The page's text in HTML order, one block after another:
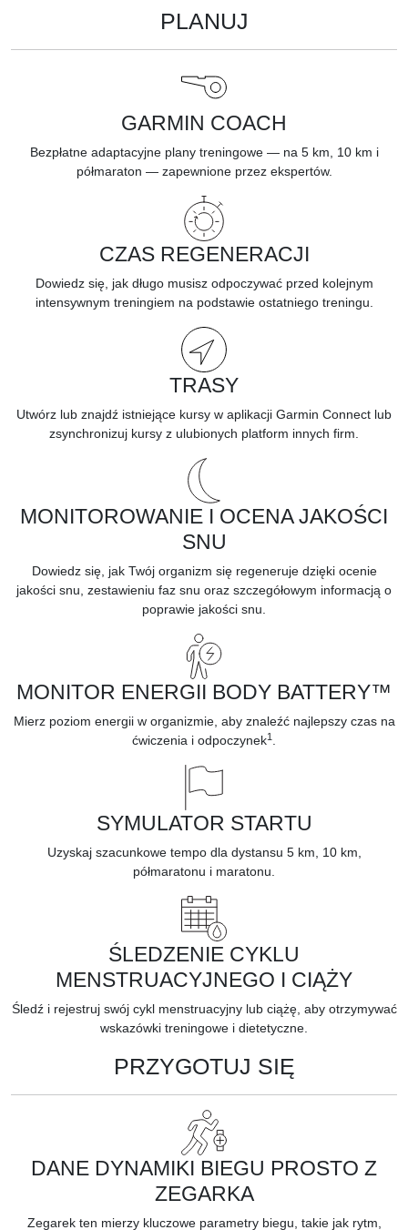
PLANUJ
GARMIN COACH
Bezpłatne adaptacyjne plany treningowe — na 5 km, 10 km i
półmaraton — zapewnione przez ekspertów.
CZAS REGENERACJI
Dowiedz się, jak długo musisz odpoczywać przed kolejnym
intensywnym treningiem na podstawie ostatniego treningu.
TRASY
Utwórz lub znajdź istniejące kursy w aplikacji Garmin Connect lub
zsynchronizuj kursy z ulubionych platform innych firm.
MONITOROWANIE I OCENA JAKOŚCI
SNU
Dowiedz się, jak Twój organizm się regeneruje dzięki ocenie
jakości snu, zestawieniu faz snu oraz szczegółowym informacją o
poprawie jakości snu.
MONITOR ENERGII BODY BATTERY™
Mierz poziom energii w organizmie, aby znaleźć najlepszy czas na
ćwiczenia i odpoczynek1
SYMULATOR STARTU
Uzyskaj szacunkowe tempo dla dystansu 5 km, 10 km,
półmaratonu i maratonu.
ŚLEDZENIE CYKLU
MENSTRUACYJNEGO I CIĄŻY
Śledź i rejestruj swój cykl menstruacyjny lub ciążę, aby otrzymywać
wskazówki treningowe i dietetyczne.
PRZYGOTUJ SIĘ
DANE DYNAMIKI BIEGU PROSTO Z
ZEGARKA
Zegarek ten mierzy kluczowe parametry biegu, takie jak rytm,